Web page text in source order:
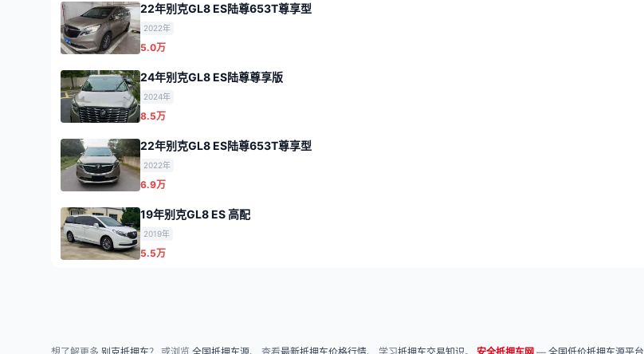
22年别克GL8 ES陆尊653T尊享型
2022年
5.0万
24年别克GL8 ES陆尊尊享版
2024年
8.5万
22年别克GL8 ES陆尊653T尊享型
2022年
6.9万
19年别克GL8 ES 高配
2019年
5.5万